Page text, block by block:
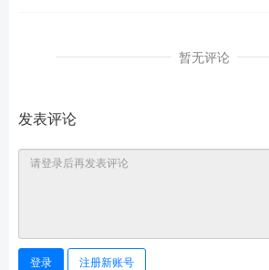
暂无评论
发表评论
登录 注册新账号